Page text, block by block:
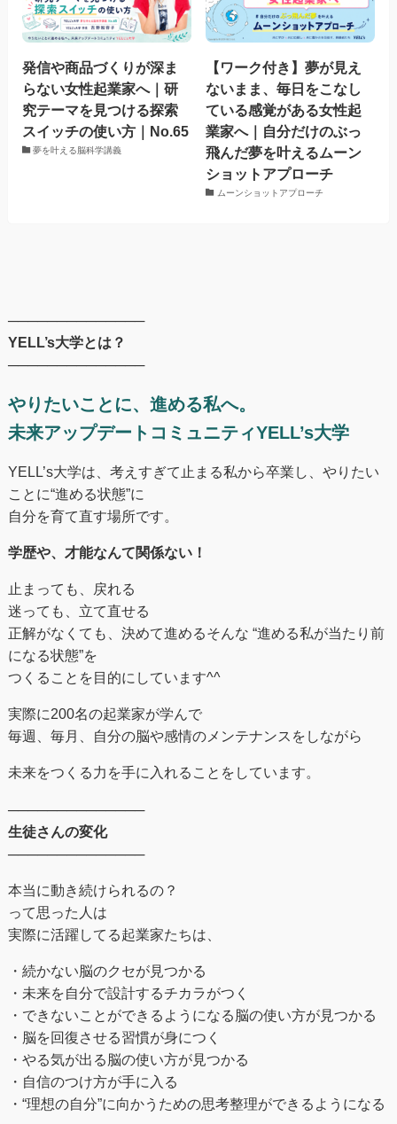
発信や商品づくりが深ま
らない女性起業家へ｜研
究テーマを見つける探索
スイッチの使い方｜No.65
夢を叶える脳科学講義
【ワーク付き】夢が見え
ないまま、毎日をこなし
ている感覚がある女性起
業家へ｜自分だけのぶっ
飛んだ夢を叶えるムーン
ショットアプローチ
ムーンショットアプローチ
──────────────
YELL’s大学とは？
──────────────
やりたいことに、進める私へ。
未来アップデートコミュニティYELL’s大学
YELL’s大学は、考えすぎて止まる私から卒業し、やりたい
ことに“進める状態”に
自分を育て直す場所です。
学歴や、才能なんて関係ない！
止まっても、戻れる
迷っても、立て直せる
正解がなくても、決めて進めるそんな “進める私が当たり前
になる状態”を
つくることを目的にしています^^
実際に200名の起業家が学んで
毎週、毎月、自分の脳や感情のメンテナンスをしながら
未来をつくる⼒を手に入れることをしています。
──────────────
生徒さんの変化
──────────────
本当に動き続けられるの？
って思った人は
実際に活躍してる起業家たちは、
・続かない脳のクセが見つかる
・未来を自分で設計するチカラがつく
・できないことができるようになる脳の使い方が見つかる
・脳を回復させる習慣が身につく
・やる気が出る脳の使い方が見つかる
・自信のつけ方が手に入る
・“理想の自分”に向かうための思考整理ができるようになる